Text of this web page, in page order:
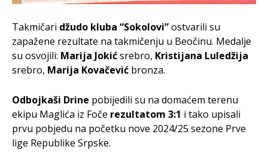
Takmičari džudo kluba “Sokolovi”ostvarili su
zapažene rezultate na takmičenju u Beočinu. Medalje
su osvojili: Marija Jokićsrebro, Kristijana Luledžija
srebro, Marija Kovačević bronza.
Odbojkaši Drine pobijedili su na domaćem terenu
ekipu Maglića iz Foče rezultatom 3:1 i tako upisali
prvu pobjedu na početku nove 2024/25 sezone Prve
lige Republike Srpske.